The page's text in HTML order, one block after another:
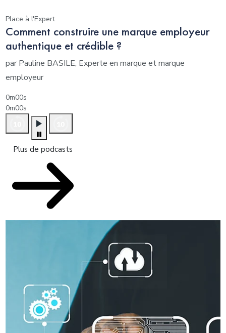
Place à l'Expert
Comment construire une marque employeur
authentique et crédible ?
par Pauline BASILE, Experte en marque et marque
employeur
0m00s
0m00s
Plus de podcasts